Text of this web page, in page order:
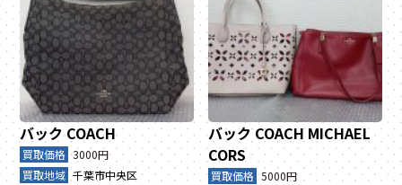
バック COACH
買取価格 3000円
買取地域 千葉市中央区
バック COACH MICHAEL
CORS
買取価格 5000円